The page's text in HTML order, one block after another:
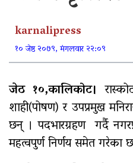
राष्ट्रपति
गर्भवतीको
आर्थिक
आजदेखि
एम्बुलेन्स
karnalipress
१० जेष्ठ २०७९, मंगलवार २२:०९
जेठ १०,कालिकोट।
शाही(पोषण) र उपप्रमुख
छन् । पदभारग्रहण गर्दै
महत्वपुर्ण निर्णय समेत गरेका